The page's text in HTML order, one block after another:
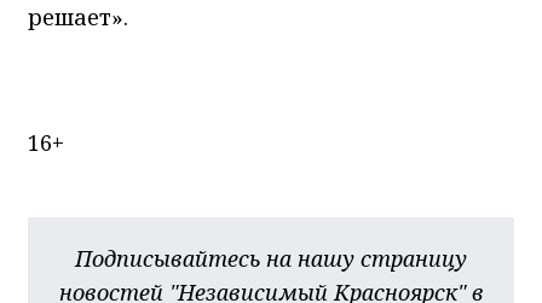
решает».
16+
Подписывайтесь на нашу страницу
новостей "Независимый Красноярск" в